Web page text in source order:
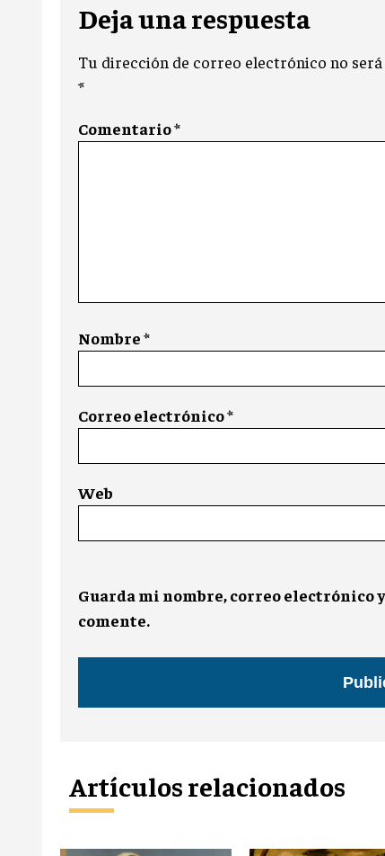
Deja una respuesta
Tu dirección de correo electrónico no será
*
Comentario*
Nombre*
Correo electrónico*
Web
Guarda mi nombre, correo electrónico
comente.
Artículos relacionados